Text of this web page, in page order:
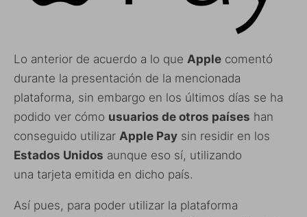
Lo anterior de acuerdo a lo que Apple comentó
durante la presentación de la mencionada
plataforma, sin embargo en los últimos días se ha
podido ver cómo usuarios de otros países han
conseguido utilizar Apple Pay sin residir en los
Estados Unidos aunque eso sí, utilizando
una tarjeta emitida en dicho país.
Así pues, para poder utilizar la plataforma